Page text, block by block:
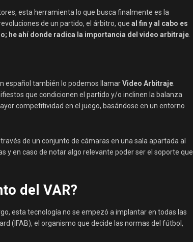
esta herramienta lo que busca finalmente es la
de un partido, el árbitro, que al fin y al cabo es
he ahí donde radica la importancia del video arbitraje
español también lo podemos llamarVideo Arbitraje
que condicionen el partido y/o inclinen la balanza
competitividad en el juego, basándose en un entorno
de un conjunto de cámaras en una sala apartada al
y en caso de notar algo relevante poder ser el soporte que
del VAR?
esta tecnología no se empezó a implantar en todas las
(IFAB), el organismo que decide las normas del fútbol,